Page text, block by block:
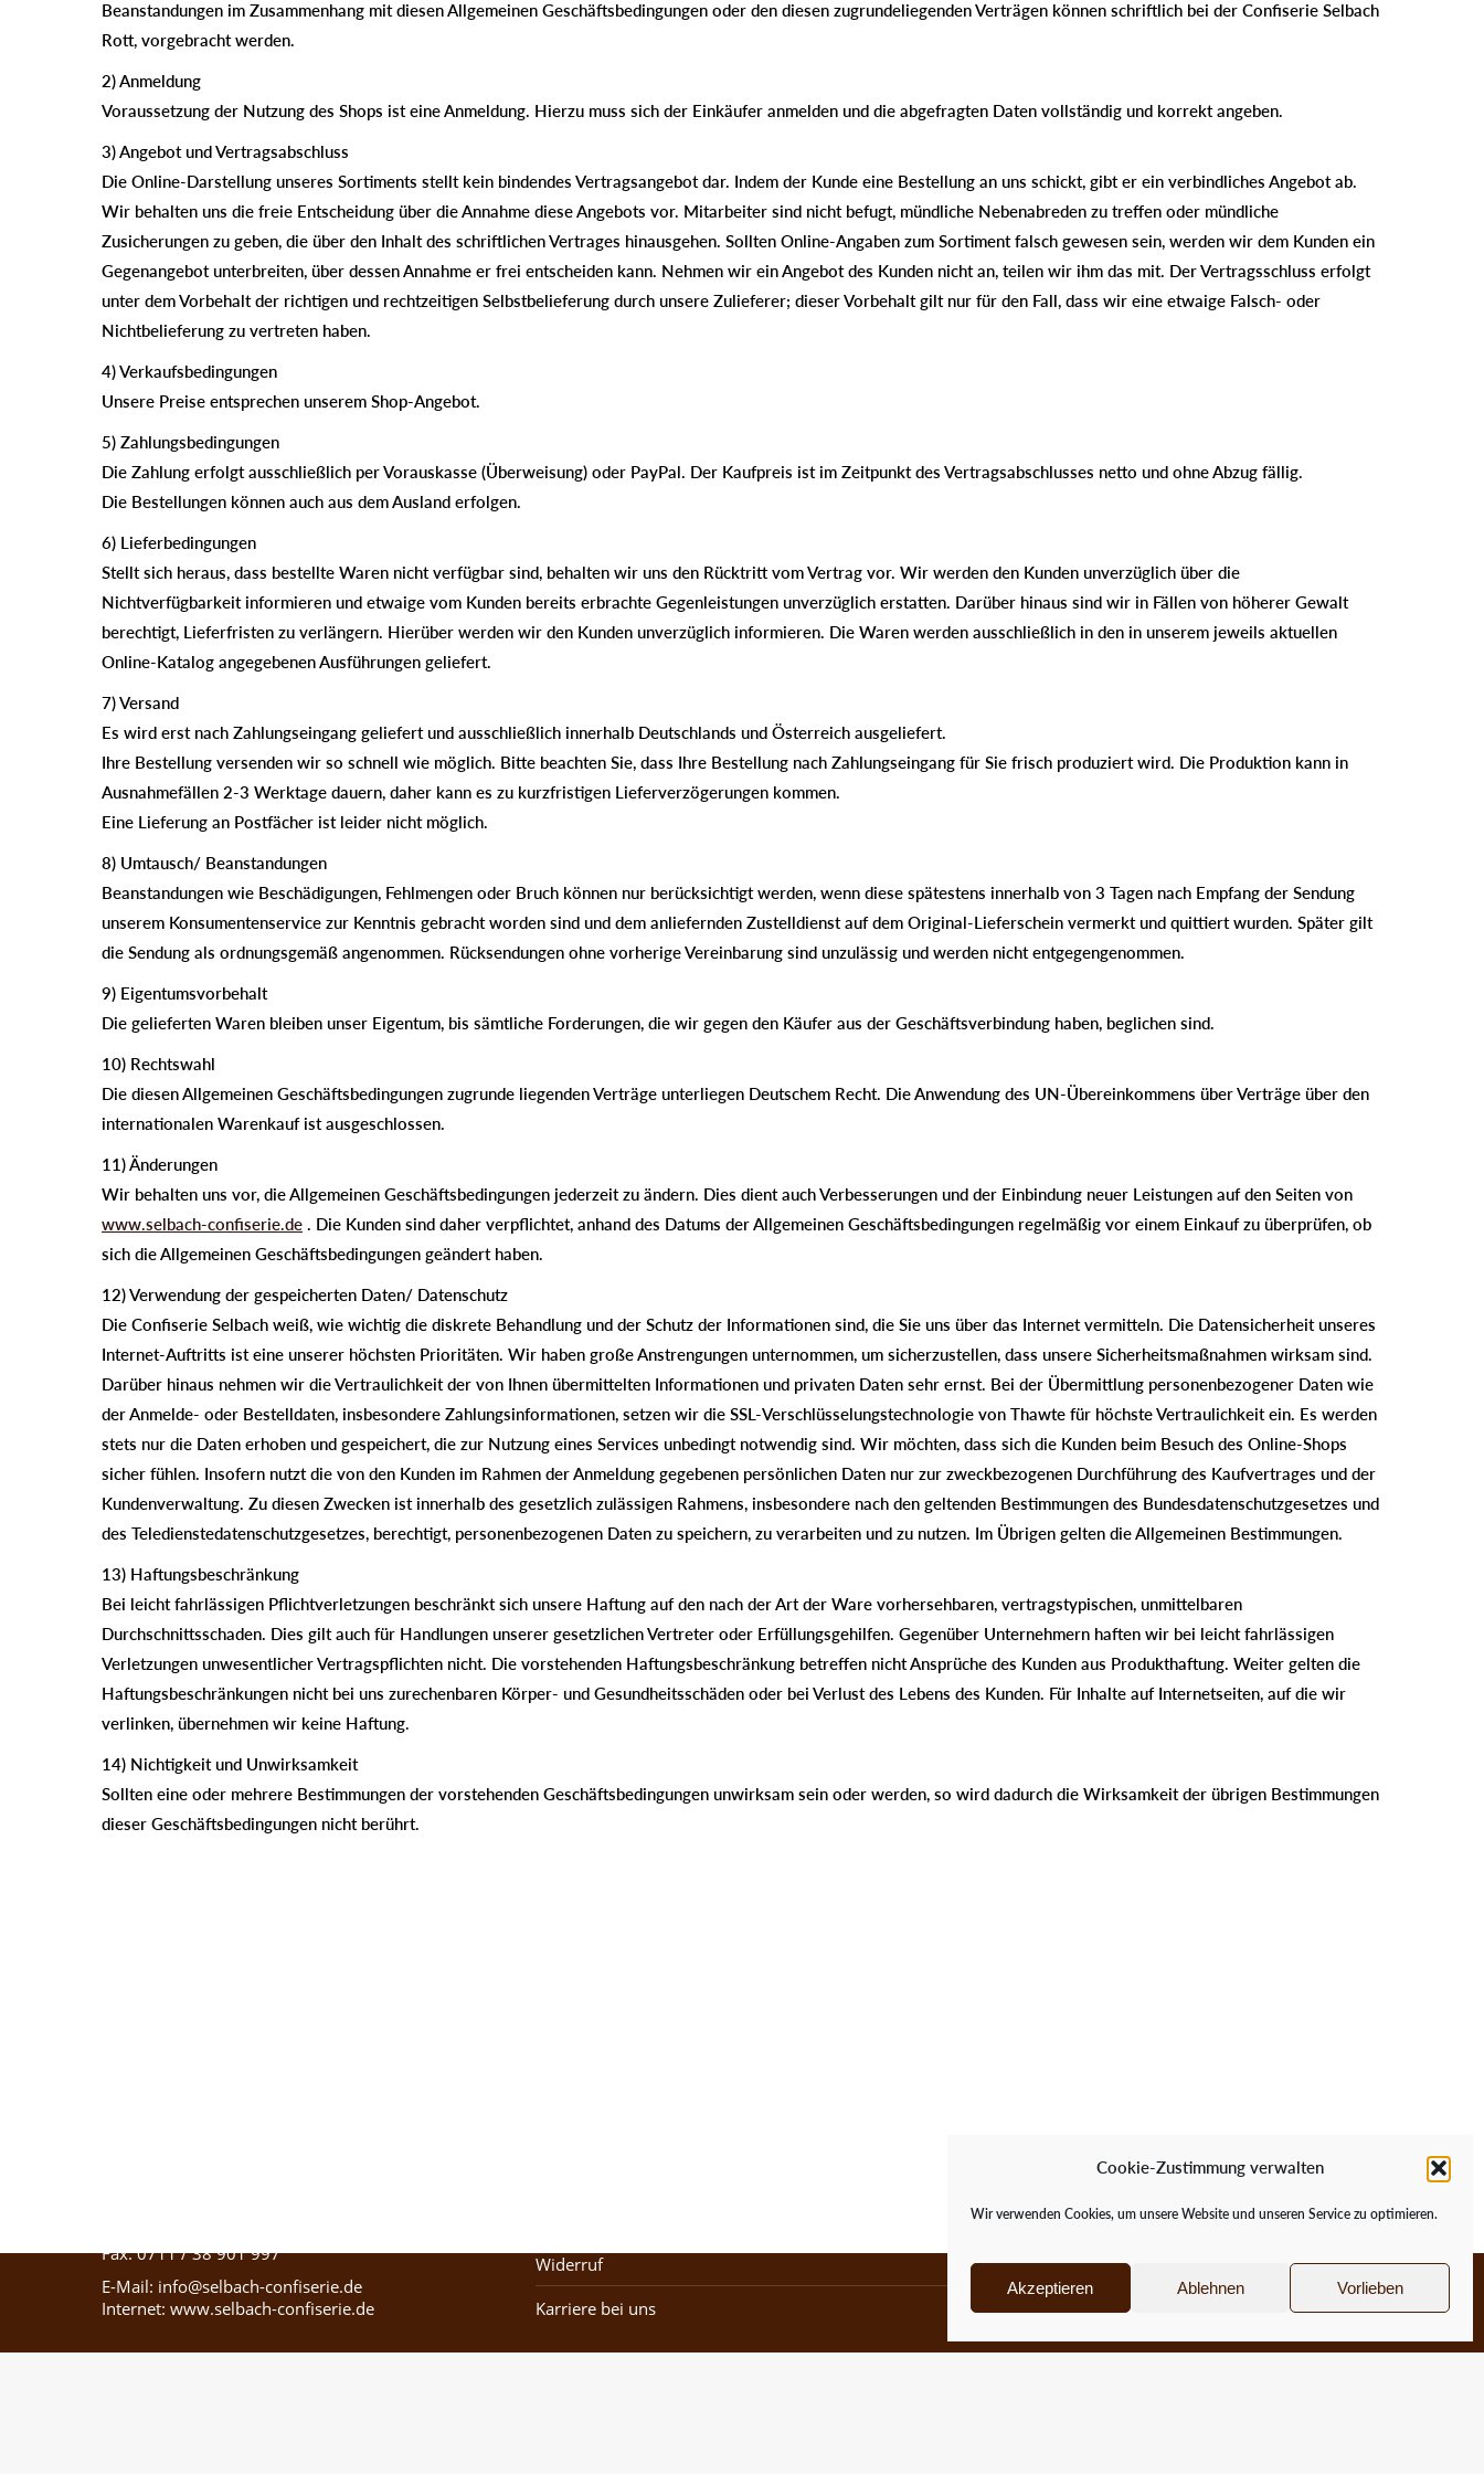
Cookie-Zustimmung verwalten
Wir verwenden Cookies, um unsere Website und unseren Service zu optimieren.
Akzeptieren Ablehnen Vorlieben
Beanstandungen im Zusammenhang mit diesen Allgemeinen Geschäftsbedingungen oder den diesen zugrundeliegenden Verträgen können schriftlich bei der Confiserie Selbach
Rott, vorgebracht werden.
2) Anmeldung
Voraussetzung der Nutzung des Shops ist eine Anmeldung. Hierzu muss sich der Einkäufer anmelden und die abgefragten Daten vollständig und korrekt angeben.
3) Angebot und Vertragsabschluss
Die Online-Darstellung unseres Sortiments stellt kein bindendes Vertragsangebot dar. Indem der Kunde eine Bestellung an uns schickt, gibt er ein verbindliches Angebot ab.
Wir behalten uns die freie Entscheidung über die Annahme diese Angebots vor. Mitarbeiter sind nicht befugt, mündliche Nebenabreden zu treffen oder mündliche
Zusicherungen zu geben, die über den Inhalt des schriftlichen Vertrages hinausgehen. Sollten Online-Angaben zum Sortiment falsch gewesen sein, werden wir dem Kunden ein
Gegenangebot unterbreiten, über dessen Annahme er frei entscheiden kann. Nehmen wir ein Angebot des Kunden nicht an, teilen wir ihm das mit. Der Vertragsschluss erfolgt
unter dem Vorbehalt der richtigen und rechtzeitigen Selbstbelieferung durch unsere Zulieferer; dieser Vorbehalt gilt nur für den Fall, dass wir eine etwaige Falsch- oder
Nichtbelieferung zu vertreten haben.
4) Verkaufsbedingungen
Unsere Preise entsprechen unserem Shop-Angebot.
5) Zahlungsbedingungen
Die Zahlung erfolgt ausschließlich per Vorauskasse (Überweisung) oder PayPal. Der Kaufpreis ist im Zeitpunkt des Vertragsabschlusses netto und ohne Abzug fällig.
Die Bestellungen können auch aus dem Ausland erfolgen.
6) Lieferbedingungen
Stellt sich heraus, dass bestellte Waren nicht verfügbar sind, behalten wir uns den Rücktritt vom Vertrag vor. Wir werden den Kunden unverzüglich über die
Nichtverfügbarkeit informieren und etwaige vom Kunden bereits erbrachte Gegenleistungen unverzüglich erstatten. Darüber hinaus sind wir in Fällen von höherer Gewalt
berechtigt, Lieferfristen zu verlängern. Hierüber werden wir den Kunden unverzüglich informieren. Die Waren werden ausschließlich in den in unserem jeweils aktuellen
Online-Katalog angegebenen Ausführungen geliefert.
7) Versand
Es wird erst nach Zahlungseingang geliefert und ausschließlich innerhalb Deutschlands und Österreich ausgeliefert.
Ihre Bestellung versenden wir so schnell wie möglich. Bitte beachten Sie, dass Ihre Bestellung nach Zahlungseingang für Sie frisch produziert wird. Die Produktion kann in
Ausnahmefällen 2-3 Werktage dauern, daher kann es zu kurzfristigen Lieferverzögerungen kommen.
Eine Lieferung an Postfächer ist leider nicht möglich.
8) Umtausch/ Beanstandungen
Beanstandungen wie Beschädigungen, Fehlmengen oder Bruch können nur berücksichtigt werden, wenn diese spätestens innerhalb von 3 Tagen nach Empfang der Sendung
unserem Konsumentenservice zur Kenntnis gebracht worden sind und dem anliefernden Zustelldienst auf dem Original-Lieferschein vermerkt und quittiert wurden. Später gilt
die Sendung als ordnungsgemäß angenommen. Rücksendungen ohne vorherige Vereinbarung sind unzulässig und werden nicht entgegengenommen.
9) Eigentumsvorbehalt
Die gelieferten Waren bleiben unser Eigentum, bis sämtliche Forderungen, die wir gegen den Käufer aus der Geschäftsverbindung haben, beglichen sind.
10) Rechtswahl
Die diesen Allgemeinen Geschäftsbedingungen zugrunde liegenden Verträge unterliegen Deutschem Recht. Die Anwendung des UN-Übereinkommens über Verträge über den
internationalen Warenkauf ist ausgeschlossen.
11) Änderungen
Wir behalten uns vor, die Allgemeinen Geschäftsbedingungen jederzeit zu ändern. Dies dient auch Verbesserungen und der Einbindung neuer Leistungen auf den Seiten von
www.selbach-confiserie.de . Die Kunden sind daher verpflichtet, anhand des Datums der Allgemeinen Geschäftsbedingungen regelmäßig vor einem Einkauf zu überprüfen, ob
sich die Allgemeinen Geschäftsbedingungen geändert haben.
12) Verwendung der gespeicherten Daten/ Datenschutz
Die Confiserie Selbach weiß, wie wichtig die diskrete Behandlung und der Schutz der Informationen sind, die Sie uns über das Internet vermitteln. Die Datensicherheit unseres
Internet-Auftritts ist eine unserer höchsten Prioritäten. Wir haben große Anstrengungen unternommen, um sicherzustellen, dass unsere Sicherheitsmaßnahmen wirksam sind.
Darüber hinaus nehmen wir die Vertraulichkeit der von Ihnen übermittelten Informationen und privaten Daten sehr ernst. Bei der Übermittlung personenbezogener Daten wie
der Anmelde- oder Bestelldaten, insbesondere Zahlungsinformationen, setzen wir die SSL-Verschlüsselungstechnologie von Thawte für höchste Vertraulichkeit ein. Es werden
stets nur die Daten erhoben und gespeichert, die zur Nutzung eines Services unbedingt notwendig sind. Wir möchten, dass sich die Kunden beim Besuch des Online-Shops
sicher fühlen. Insofern nutzt die von den Kunden im Rahmen der Anmeldung gegebenen persönlichen Daten nur zur zweckbezogenen Durchführung des Kaufvertrages und der
Kundenverwaltung. Zu diesen Zwecken ist innerhalb des gesetzlich zulässigen Rahmens, insbesondere nach den geltenden Bestimmungen des Bundesdatenschutzgesetzes und
des Teledienstedatenschutzgesetzes, berechtigt, personenbezogenen Daten zu speichern, zu verarbeiten und zu nutzen. Im Übrigen gelten die Allgemeinen Bestimmungen.
13) Haftungsbeschränkung
Bei leicht fahrlässigen Pflichtverletzungen beschränkt sich unsere Haftung auf den nach der Art der Ware vorhersehbaren, vertragstypischen, unmittelbaren
Durchschnittsschaden. Dies gilt auch für Handlungen unserer gesetzlichen Vertreter oder Erfüllungsgehilfen. Gegenüber Unternehmern haften wir bei leicht fahrlässigen
Verletzungen unwesentlicher Vertragspflichten nicht. Die vorstehenden Haftungsbeschränkung betreffen nicht Ansprüche des Kunden aus Produkthaftung. Weiter gelten die
Haftungsbeschränkungen nicht bei uns zurechenbaren Körper- und Gesundheitsschäden oder bei Verlust des Lebens des Kunden. Für Inhalte auf Internetseiten, auf die wir
verlinken, übernehmen wir keine Haftung.
14) Nichtigkeit und Unwirksamkeit
Sollten eine oder mehrere Bestimmungen der vorstehenden Geschäftsbedingungen unwirksam sein oder werden, so wird dadurch die Wirksamkeit der übrigen Bestimmungen
dieser Geschäftsbedingungen nicht berührt.
Fax: 0711 / 38 901 997
E-Mail: info@selbach-confiserie.de
Internet: www.selbach-confiserie.de
Widerruf
Karriere bei uns
Warenkorb
Versand & Lieferung